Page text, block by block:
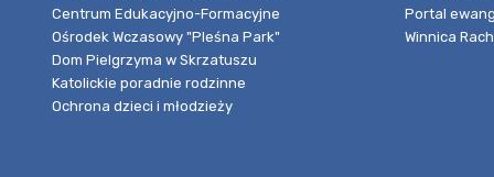
Centrum Edukacyjno-Formacyjne
Ośrodek Wczasowy "Pleśna Park"
Dom Pielgrzyma w Skrzatuszu
Katolickie poradnie rodzinne
Ochrona dzieci i młodzieży
Portal
Winnica